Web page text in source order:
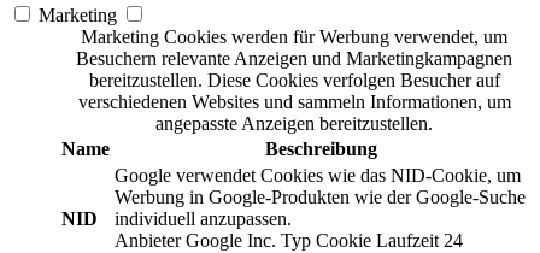
Marketing
Marketing Cookies werden für Werbung verwendet, um
Besuchern relevante Anzeigen und Marketingkampagnen
bereitzustellen. Diese Cookies verfolgen Besucher auf
verschiedenen Websites und sammeln Informationen, um
angepasste Anzeigen bereitzustellen.
Name
Beschreibung
NID
Google verwendet Cookies wie das NID-Cookie, um
Werbung in Google-Produkten wie der Google-Suche
individuell anzupassen.
Anbieter Google Inc. Typ Cookie Laufzeit 24